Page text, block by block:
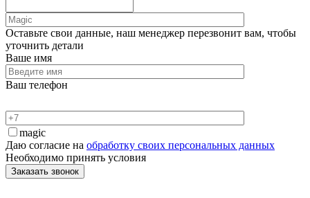
Оставьте свои данные, наш менеджер перезвонит вам, чтобы
уточнить детали
Ваше имя
Ваш телефон
magic
Даю согласие на обработку своих персональных данных
Необходимо принять условия